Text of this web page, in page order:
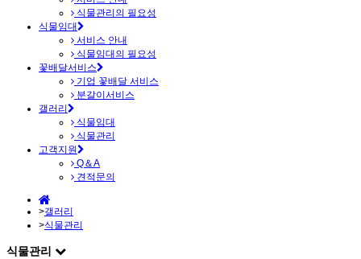
식물관리의 필요성
식물임대
서비스 안내
식물임대의 필요성
꽃배달서비스
기업 꽃배달 서비스
분갈이서비스
갤러리
식물임대
식물관리
고객지원
Q＆A
견적문의
>갤러리
>식물관리
식물관리